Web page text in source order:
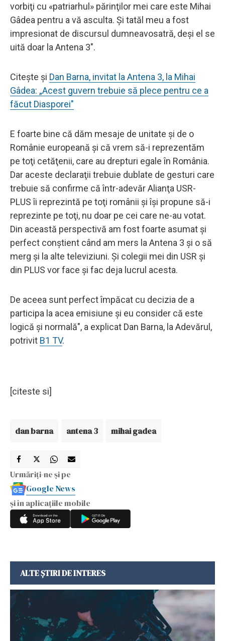
vorbiţi cu «patriarhul» părinţilor mei care este Mihai
Gâdea pentru a vă asculta. Şi tatăl meu a fost
impresionat de discursul dumneavosatră, deşi el se
uită doar la Antena 3".
Citește și Dan Barna, invitat la Antena 3, la Mihai
Gâdea: „Acest guvern trebuie să plece pentru ce a
făcut Diasporei"
E foarte bine că dăm mesaje de unitate şi de o
Românie europeană şi că vrem să-i reprezentăm
pe toţi cetăţenii, care au drepturi egale în România.
Dar aceste declaraţii trebuie dublate de gesturi care
trebuie să confirme că într-adevăr Alianţa USR-
PLUS îi reprezintă pe toţi românii şi îşi propune să-i
reprezinte pe toţi, nu doar pe cei care ne-au votat.
Din această perspectivă am fost foarte asumat şi
perfect conştient când am mers la Antena 3 şi o să
merg şi la alte televiziuni. Şi colegii mei din USR şi
din PLUS vor face şi fac deja lucrul acesta.
De aceea sunt perfect împăcat cu decizia de a
participa la acea emisiune şi eu consider că este
logică şi normală", a explicat Dan Barna, la Adevărul,
potrivit B1 TV.
[citeste si]
dan barna antena 3 mihai gadea
Urmăriți-ne și pe
Google News
și în aplicațiile mobile
ALTE ȘTIRI DE INTERES